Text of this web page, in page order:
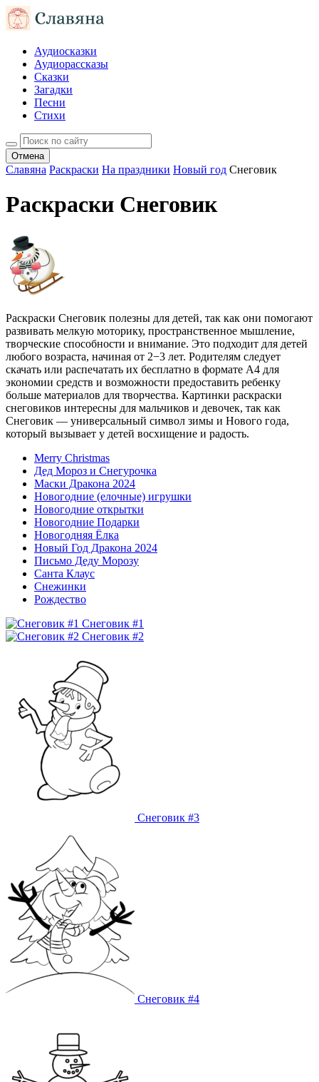
Аудиосказки
Аудиорассказы
Сказки
Загадки
Песни
Стихи
Отмена
Славяна Раскраски На праздники Новый год Снеговик
Раскраски Снеговик
Раскраски Снеговик полезны для детей, так как они помогают
развивать мелкую моторику, пространственное мышление,
творческие способности и внимание. Это подходит для детей
любого возраста, начиная от 2−3 лет. Родителям следует
скачать или распечатать их бесплатно в формате A4 для
экономии средств и возможности предоставить ребенку
больше материалов для творчества. Картинки раскраски
снеговиков интересны для мальчиков и девочек, так как
Снеговик — универсальный символ зимы и Нового года,
который вызывает у детей восхищение и радость.
Merry Christmas
Дед Мороз и Снегурочка
Маски Дракона 2024
Новогодние (елочные) игрушки
Новогодние открытки
Новогодние Подарки
Новогодняя Ёлка
Новый Год Дракона 2024
Письмо Деду Морозу
Санта Клаус
Снежинки
Рождество
Снеговик #1
Снеговик #2
Снеговик #3
Снеговик #4